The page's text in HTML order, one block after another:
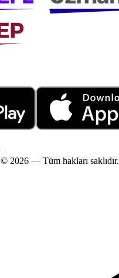
© 2026 — Tüm hakları saklıdır.